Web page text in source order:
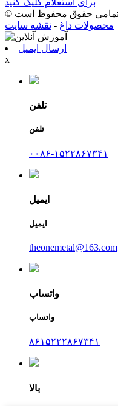
محصولات داغ - نقشه سایت
ارسال ایمیل
x
تلفن
تلفن
۰۰۸۶-۱۵۲۲۸۶۷۳۴۱
ایمیل
ایمیل
theonemetal@163.com
واتساپ
واتساپ
۸۶۱۵۲۲۲۸۶۷۳۴۱
بالا